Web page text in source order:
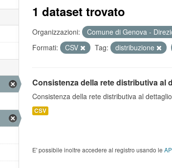
1 dataset trovato
Organizzazioni:
Comune di Genova -
Formati:
CSV Tag: distribuzione
Consistenza della rete distributiva al
Consistenza della rete distributiva al
CSV
E' possibile inoltre accedere al registro usando le